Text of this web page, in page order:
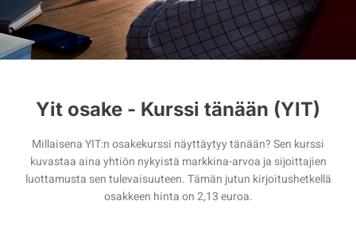
Yit osake - Kurssi tänään (YIT)
Millaisena YIT:n osakekurssi näyttäytyy tänään? Sen kurssi
kuvastaa aina yhtiön nykyistä markkina-arvoa ja sijoittajien
luottamusta sen tulevaisuuteen. Tämän jutun kirjoitushetkellä
osakkeen hinta on 2,13 euroa.